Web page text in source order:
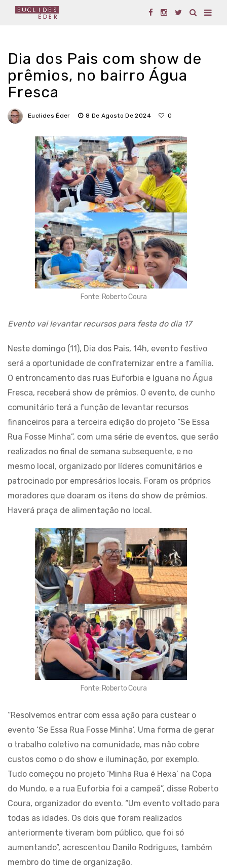
Dia dos Pais com show de
prêmios, no bairro Água
Fresca
Euclides Éder 8 De Agosto De 2024 0
Fonte: Roberto Coura
Evento vai levantar recursos para festa do dia 17
Neste domingo (11), Dia dos Pais, 14h, evento festivo
será a oportunidade de confraternizar entre a família.
O entroncamento das ruas Euforbia e Iguana no Água
Fresca, receberá show de prêmios. O evento, de cunho
comunitário terá a função de levantar recursos
financeiros para a terceira edição do projeto “Se Essa
Rua Fosse Minha”, com uma série de eventos, que serão
realizados no final de semana subsequente, e no
mesmo local, organizado por líderes comunitários e
patrocinado por empresários locais. Foram os próprios
moradores que doaram os itens do show de prêmios.
Haverá praça de alimentação no local.
Fonte: Roberto Coura
“Resolvemos entrar com essa ação para custear o
evento ‘Se Essa Rua Fosse Minha’. Uma forma de gerar
o trabalho coletivo na comunidade, mas não cobre
custos como o do show e iluminação, por exemplo.
Tudo começou no projeto ‘Minha Rua é Hexa’ na Copa
do Mundo, e a rua Euforbia foi a campeã”, disse Roberto
Coura, organizador do evento. “Um evento voltado para
todas as idades. Os dois que foram realizados
anteriormente tiveram bom público, que foi só
aumentando”, acrescentou Danilo Rodrigues, também
membro do time de organização.